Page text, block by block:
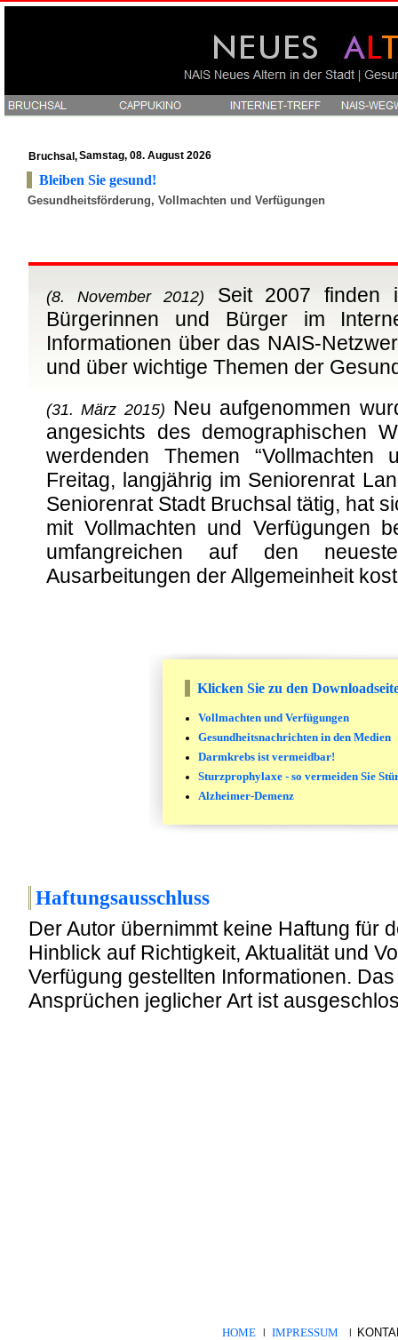
Bruchsal,Samstag, 08. August 2026
Bleiben Sie gesund!
Gesundheitsförderung, Vollmachten und Verfügungen
(8. November 2012)
Seit 2007 finden
Bürgerinnen und Bürger im
Informationen über das NAIS-
und über wichtige Themen der
(31. März 2015) Neu aufgenommen
angesichts des demographischen
werdenden Themen “Vollmachten
Freitag, langjährig im Seniorenrat
Seniorenrat Stadt Bruchsal tätig, hat
mit Vollmachten und Verfügungen
umfangreichen auf den
Ausarbeitungen der Allgemeinheit
Klicken Sie zu den
Vollmachten und Verfügungen
Gesundheitsnachrichten in den Medien
Darmkrebs ist vermeidbar!
Sturzprophylaxe - so vermeiden Sie
Alzheimer-Demenz
Haftungsausschluss
Der Autor übernimmt keine Haftung für
Hinblick auf Richtigkeit, Aktualität und
Verfügung gestellten Informationen.
Ansprüchen jeglicher Art ist
HOME | IMPRESSUM |